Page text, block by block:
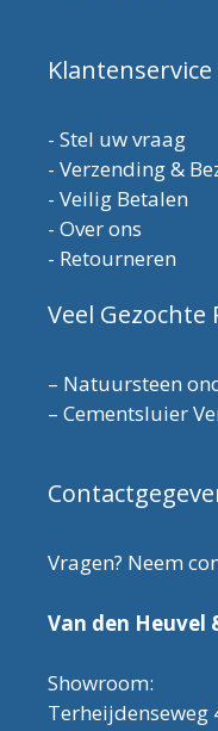
Klantenservice
- Stel uw vraag
- Verzending &
- Veilig Betalen
- Over ons
- Retourneren
Veel Gezochte
– Natuursteen
– Cementsluier
Vragen? Neem
Van den Heuvel
Showroom:
Terheijdenseweg